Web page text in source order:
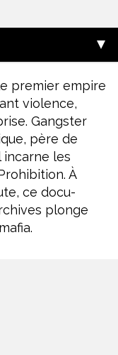
premier empire
violence,
Gangster
père de
incarne les
À
ce docu-
plonge